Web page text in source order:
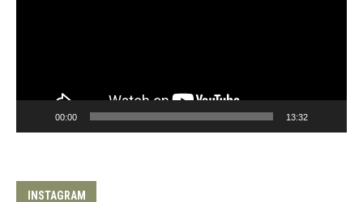
00:00 13:32
INSTAGRAM